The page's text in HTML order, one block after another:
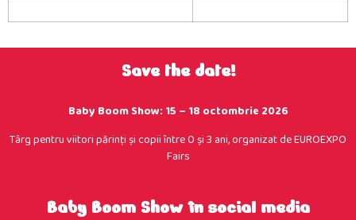
Save the date!
Baby Boom Show: 15 – 18 octombrie 2026
Târg pentru viitori părinţi şi copii între 0 şi 3 ani, organizat de EUROEXPO
Fairs
Baby Boom Show în social media